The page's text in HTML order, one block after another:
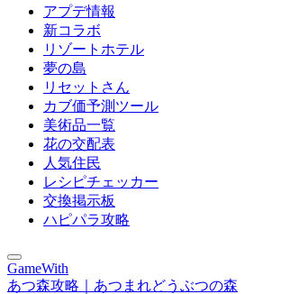
アプデ情報
新コラボ
リゾートホテル
夢の島
リセットさん
カブ価予測ツール
美術品一覧
花の交配表
人気住民
レシピチェッカー
交換掲示板
ハピパラ攻略
GameWith
あつ森攻略｜あつまれどうぶつの森